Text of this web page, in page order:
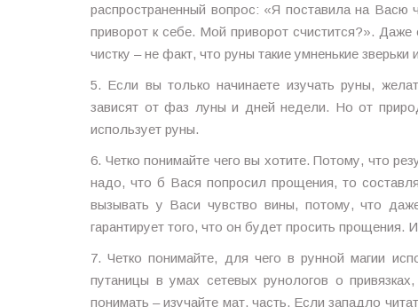
распространенный вопрос: «Я поставила на Васю
приворот к себе. Мой приворот счистится?».
чистку – не факт, что руны такие умненькие
5. Если вы только начинаете изучать руны,
зависят от фаз луны и дней недели. Но от
использует руны.
6. Четко понимайте чего вы хотите. Потому, что
надо, что б Вася попросил прощения, то
вызывать у Васи чувство вины, потому, что
гарантирует того, что он будет просить прощения.
7. Четко понимайте, для чего в рунной магии
путаницы в умах сетевых рунологов о
понимать – изучайте мат. часть. Если западло